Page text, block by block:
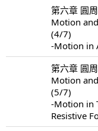
第六章 圓
Motion
(4/7)
-Motion in
第六章 圓
Motion
(5/7)
-Motion in
Resistive